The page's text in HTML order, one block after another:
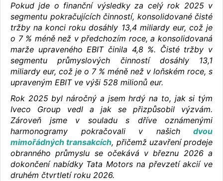
Pokud jde o finanční výsledky za celý rok 2025 v
segmentu pokračujících činností, konsolidované čisté
tržby na konci roku dosáhly 13,4 miliardy eur, což je
o 7 % méně než v předchozím roce, a konsolidovaná
marže upraveného EBIT činila 4,8 %. Čisté tržby v
segmentu průmyslových činností dosáhly 13,1
miliardy eur, což je o 7 % méně než v loňském roce, s
upraveným EBIT ve výši 528 milionů eur.
Rok 2025 byl náročný a jsem hrdý na to, jak si tým
Iveco Group vedl a jak se přizpůsobil výzvám.
Zároveň jsme v souladu s dříve oznámenými
harmonogramy pokračovali v našich dvou
mimořádných transakcích, přičemž uzavření prodeje
obranného průmyslu se očekává v březnu 2026 a
dokončení nabídky Tata Motors na převzetí akcií ve
druhém čtvrtletí roku 2026.